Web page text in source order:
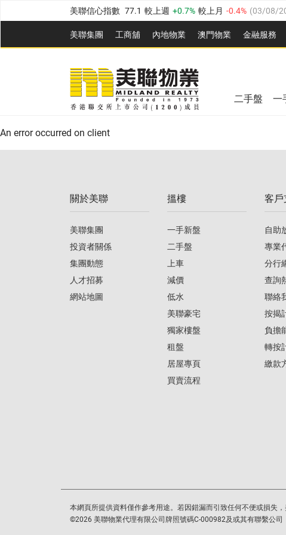
美聯信心指數 77.1 較上週 0.7% 較上月 -0.4% (03/08/
全港樓價指數 149.1 較上週 0% 較上月 0.4% (03/08/
港島樓價指數 157.4 較上週 -0.3% 較上月 -0.8% (03/08/
九龍樓價指數 156.4 較上週 -0.1%
新界樓價指數 134.8 較上週 0.1% 0.9% 03/
美聯信心指數 77.1 較上週 0.7% 較上月
美聯集團 工商舖 內地物業 澳門物業 金融服務
全港樓價指數 149.1 較上週 0% 較上月
美聯信心指數 較上週 0.7% 03/08/
二手盤 一
An error occurred on client
關於美聯
美聯集團
投資者關係
集團動態
人才招募
網站地圖
搵樓
一手新盤
二手盤
上車
減價
低水
美聯豪宅
獨家樓盤
租盤
居屋專頁
買賣流程
客戶
自助
專業
分行
查詢
聯絡
按揭
負擔
轉按
繳款
本網頁所提供資料僅作參考用途。若因錯漏而引致任何不便或損失，
©2026 美聯物業代理有限公司牌照號碼C-000982及或其有聯繫公司